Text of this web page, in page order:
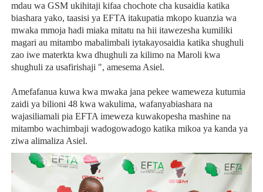
mdau wa GSM ukihitaji kifaa chochote cha kusaidia katika
biashara yako, taasisi ya EFTA itakupatia mkopo kuanzia wa
mwaka mmoja hadi miaka mitatu na hii itawezesha kumiliki
magari au mitambo mabalimbali iytakayosaidia katika shughuli
zao iwe materkta kwa dhughuli za kilimo na Maroli kwa
shughuli za usafirishaji ", amesema Asiel.
Amefafanua kuwa kwa mwaka jana pekee wameweza kutumia
zaidi ya bilioni 48 kwa wakulima, wafanyabiashara na
wajasiliamali pia EFTA imeweza kuwakopesha mashine na
mitambo wachimbaji wadogowadogo katika mikoa ya kanda ya
ziwa alimaliza Asiel.